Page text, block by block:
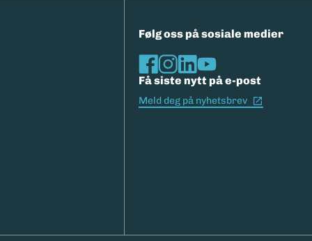
Følg oss på sosiale medier
Få siste nytt på e-post
Meld deg på nyhetsbrev